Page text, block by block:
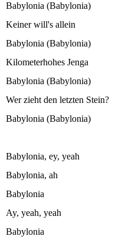
Babylonia (Babylonia)
Keiner will's allein
Babylonia (Babylonia)
Kilometerhohes Jenga
Babylonia (Babylonia)
Wer zieht den letzten Stein?
Babylonia (Babylonia)
Babylonia, ey, yeah
Babylonia, ah
Babylonia
Ay, yeah, yeah
Babylonia